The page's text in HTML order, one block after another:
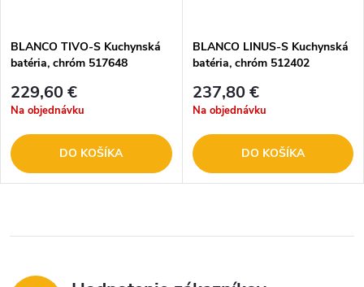
BLANCO TIVO-S Kuchynská
batéria, chróm 517648
229,60 €
Na objednávku
DO KOŠÍKA
BLANCO LINUS-S Kuchynská
batéria, chróm 512402
237,80 €
Na objednávku
DO KOŠÍKA